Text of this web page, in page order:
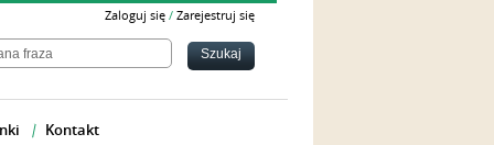
Zaloguj się / Zarejestruj się
Kontakt